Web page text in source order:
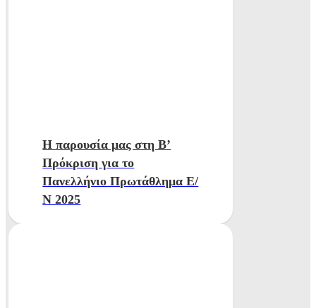
H παρουσία μας στη Β’
Πρόκριση για το
Πανελλήνιο Πρωτάθλημα Ε/
Ν 2025